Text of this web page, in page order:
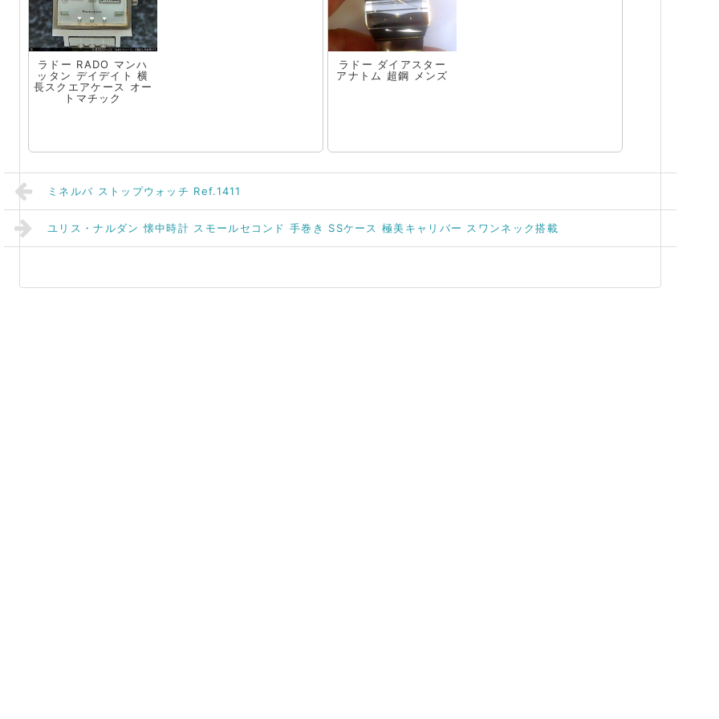
ラドー RADO マンハ
ッタン デイデイト 横
長スクエアケース オー
トマチック
ラドー ダイアスター
アナトム 超鋼 メンズ
ミネルバ ストップウォッチ Ref.1411
ユリス・ナルダン 懐中時計 スモールセコンド 手巻き SSケース 極美キャリバー スワンネック搭載